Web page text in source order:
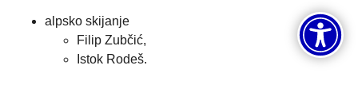
alpsko skijanje
Filip Zubčić,
Istok Rodeš.